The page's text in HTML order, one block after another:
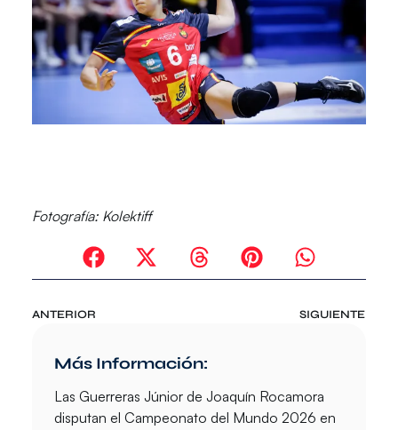
Fotografía: Kolektiff
ANTERIOR SIGUIENTE
Más Información:
Las Guerreras Júniorde Joaquín Rocamora
disputan el Campeonato del Mundo 2026 en